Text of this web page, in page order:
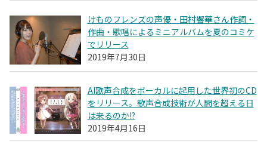
けものフレンズの声優・田村響華さん作詞・
作曲・歌唱によるミニアルバムを夏のコミケ
でリリース
2019年7月30日
AI歌声合成をボーカルに起用した世界初のCD
をリリース。歌声合成技術が人間を超える日
は来るのか!?
2019年4月16日